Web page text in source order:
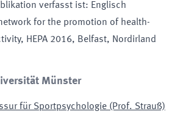
verfasst ist: Englisch
for the promotion of health-
HEPA 2016, Belfast, Nordirland
Münster
für Sportpsychologie (Prof. Strauß)